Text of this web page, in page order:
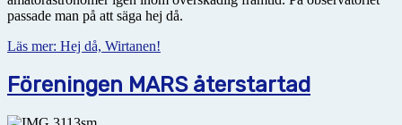
passade man på att säga hej då.
Läs mer: Hej då, Wirtanen!
Föreningen MARS återstartad